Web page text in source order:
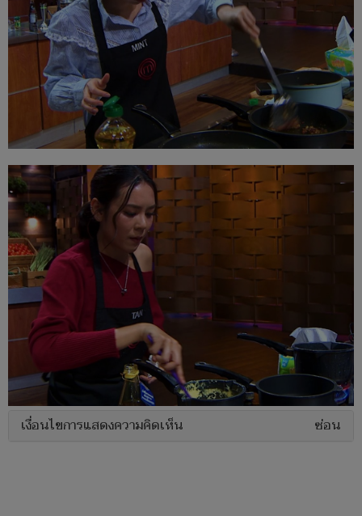
เงื่อนไขการแสดงความคิดเห็น ซ่อน